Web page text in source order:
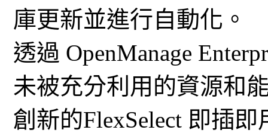
庫更新並進行自動化。
透過 OpenManage
未被充分利用的資源和
創新的FlexSelect 即插